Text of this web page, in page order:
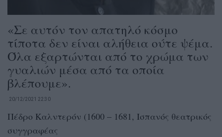
«Σε αυτόν τον απατηλό κόσμο
τίποτα δεν είναι αλήθεια ούτε ψέμα.
Όλα εξαρτώνται από το χρώμα των
γυαλιών μέσα από τα οποία
βλέπουμε».
20/12/2021 22:30
Πέδρο Καλντερόν (1600 – 1681, Ισπανός θεατρικός
συγγραφέας